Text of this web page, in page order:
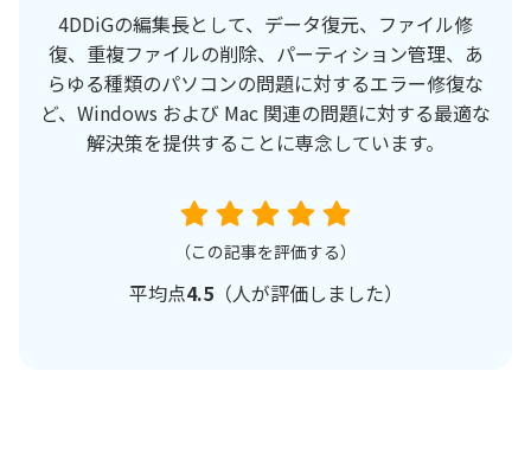
4DDiGの編集長として、データ復元、ファイル修
復、重複ファイルの削除、パーティション管理、あ
らゆる種類のパソコンの問題に対するエラー修復な
ど、Windows および Mac 関連の問題に対する最適な
解決策を提供することに専念しています。
（この記事を評価する）
平均点4.5（人が評価しました）